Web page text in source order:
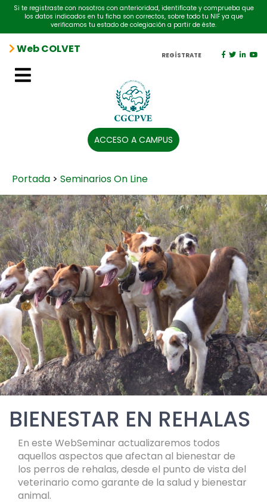
Si te registraste con nosotros con anterioridad, identifícate y comprueba que
los datos indicados en tu ficha son correctos, sobre todo tu NIF ya que
verificamos tu estado de colegiación a partir de éste.
Web COLVET REGÍSTRATE
ACCESO A CAMPUS
Portada > Seminarios On Line
BIENESTAR EN REHALAS
En este WebSeminar actualizaremos todos
aquellos aspectos que afectan al bienestar de
los perros de rehalas, desde el punto de vista del
veterinario como garante de la salud y bienestar
animal.